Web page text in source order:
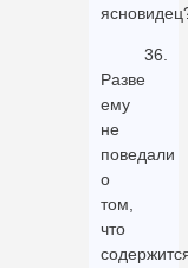
36.
Разве
ему
не
поведали
о
том,
что